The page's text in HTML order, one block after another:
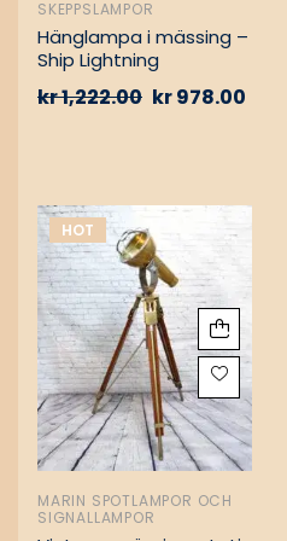
SKEPPSLAMPOR
Hänglampa i mässing –
Ship Lightning
kr1,222.00 kr978.00
HOT
MARIN SPOTLAMPOR OCH
SIGNALLAMPOR